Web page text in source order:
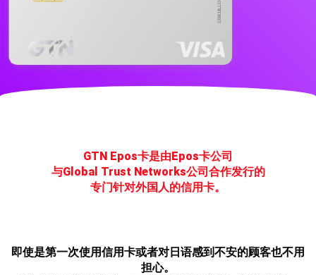
GTN Epos卡是由Epos卡公司
与Global Trust Networks公司合作发行的
专门针对外国人的信用卡。
即使是第一次使用信用卡或者对日语感到不安的顾客也不用
担心。